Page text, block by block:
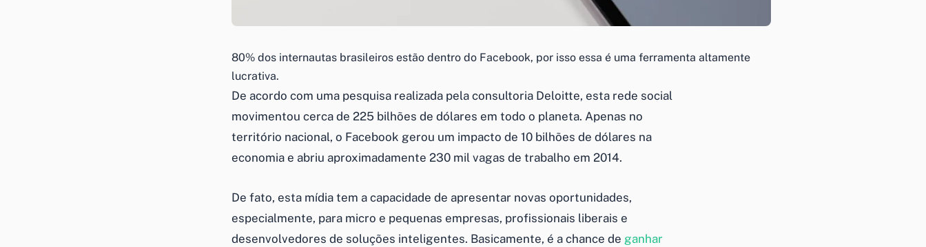
80% dos internautas brasileiros estão dentro do Facebook, por isso essa é uma ferramenta altamente
lucrativa.
De acordo com uma pesquisa realizada pela consultoria Deloitte, esta rede social
movimentou cerca de 225 bilhões de dólares em todo o planeta. Apenas no
território nacional, o Facebook gerou um impacto de 10 bilhões de dólares na
economia e abriu aproximadamente 230 mil vagas de trabalho em 2014.
De fato, esta mídia tem a capacidade de apresentar novas oportunidades,
especialmente, para micro e pequenas empresas, profissionais liberais e
desenvolvedores de soluções inteligentes. Basicamente, é a chance de ganhar